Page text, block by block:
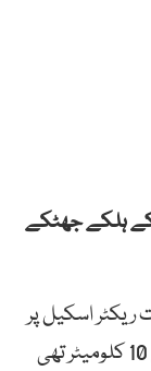
کے ہلکے جھٹکے
اسکیل پر
2.2 ریکارڈ کی گئی جب کہ زلزلے کی گہرائی 10 کلومیٹر تھی